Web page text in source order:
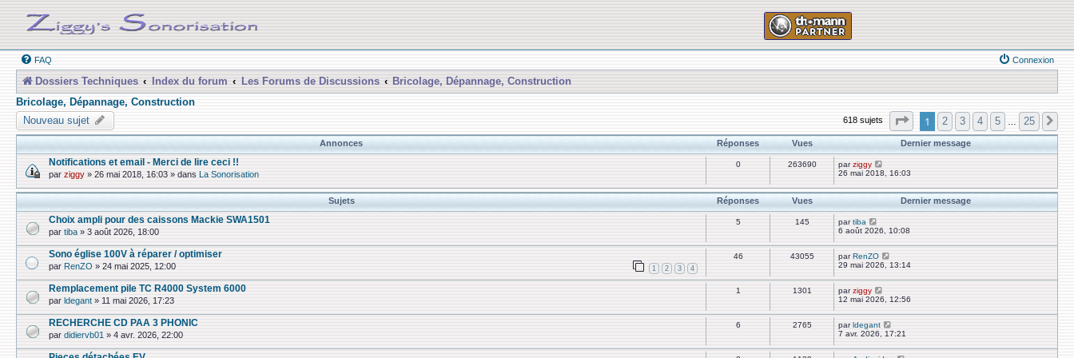
FAQ Connexion
Dossiers Techniques Index du forum Les Forums de Discussions
Bricolage, Dépannage, Construction
Bricolage, Dépannage, Construction
Nouveau sujet
618 sujets Page sur25
1 2 3 4 5 25
Annonces Réponses Vues Dernier message
Notifications et email - Merci de lire ceci !!
par ziggy » 26 mai 2018, 16:03 » dans La Sonorisation
0 263690 parziggy
26 mai 2018, 16:03
Sujets Réponses Vues Dernier message
Choix ampli pour des caissons Mackie SWA1501
par tiba » 3 août 2026, 18:00
5 145 partiba
6 août 2026, 10:08
Sono église 100V à réparer / optimiser
par RenZO » 24 mai 2025, 12:00 1 2 3 4
46 43055 parRenZO
29 mai 2026, 13:14
Remplacement pile TC R4000 System 6000
par ldegant » 11 mai 2026, 17:23
1 1301 parziggy
12 mai 2026, 12:56
RECHERCHE CD PAA 3 PHONIC
par didiervb01 » 4 avr. 2026, 22:00
6 2765 parldegant
7 avr. 2026, 17:21